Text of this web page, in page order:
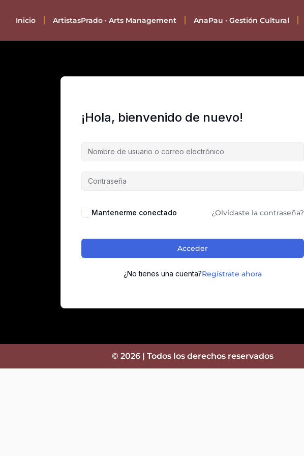
Inicio ArtistasPrado · Arts Management AnaPau · Gestión Cultural
¡Hola, bienvenido de nuevo!
Mantenerme conectado ¿Olvidaste la contraseña?
Acceder
¿No tienes una cuenta?Regístrate ahora
© 2026 | Todos los derechos reservados